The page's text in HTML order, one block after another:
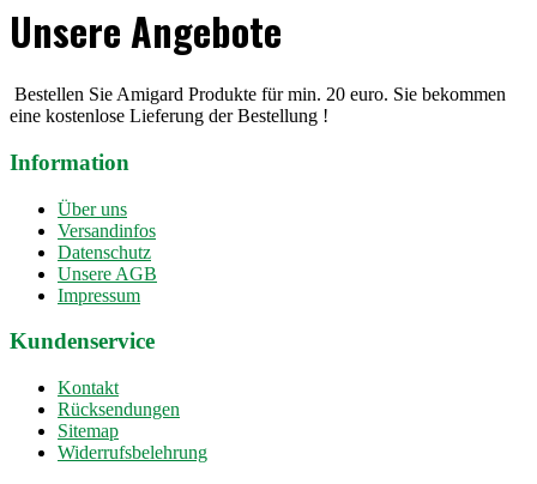
Unsere Angebote
Bestellen Sie Amigard Produkte für min. 20 euro. Sie bekommen
eine kostenlose Lieferung der Bestellung !
Information
Über uns
Versandinfos
Datenschutz
Unsere AGB
Impressum
Kundenservice
Kontakt
Rücksendungen
Sitemap
Widerrufsbelehrung